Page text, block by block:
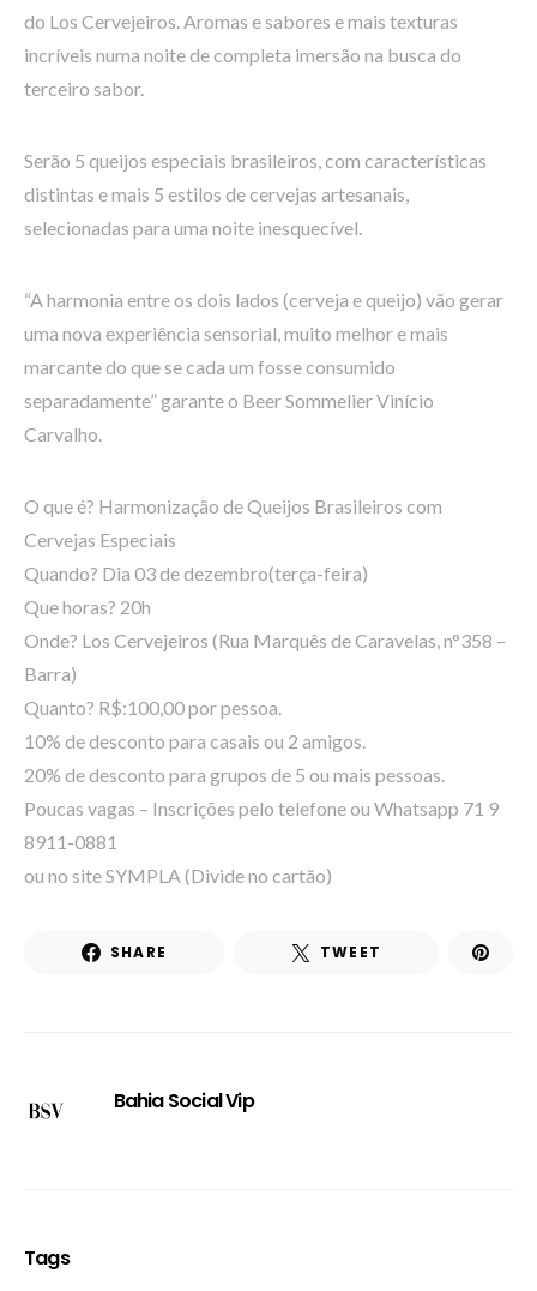
do Los Cervejeiros. Aromas e sabores e mais texturas
incríveis numa noite de completa imersão na busca do
terceiro sabor.
Serão 5 queijos especiais brasileiros, com características
distintas e mais 5 estilos de cervejas artesanais,
selecionadas para uma noite inesquecível.
“A harmonia entre os dois lados (cerveja e queijo) vão gerar
uma nova experiência sensorial, muito melhor e mais
marcante do que se cada um fosse consumido
separadamente” garante o Beer Sommelier Vinício
Carvalho.
O que é? Harmonização de Queijos Brasileiros com
Cervejas Especiais
Quando? Dia 03 de dezembro(terça-feira)
Que horas? 20h
Onde? Los Cervejeiros (Rua Marquês de Caravelas, n°358 –
Barra)
Quanto? R$:100,00 por pessoa.
10% de desconto para casais ou 2 amigos.
20% de desconto para grupos de 5 ou mais pessoas.
Poucas vagas – Inscrições pelo telefone ou Whatsapp 71 9
8911-0881
ou no site SYMPLA (Divide no cartão)
SHARE TWEET
Bahia Social Vip
Tags